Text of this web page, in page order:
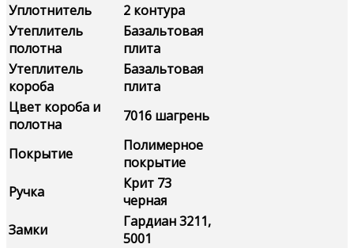
Уплотнитель
2 контура
Утеплитель
полотна
Базальтовая
плита
Утеплитель
короба
Базальтовая
плита
Цвет короба и
полотна
7016 шагрень
Покрытие
Полимерное
покрытие
Ручка
Крит 73
черная
Замки
Гардиан 3211,
5001